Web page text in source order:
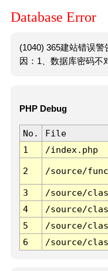
Database Error
(1040) 365建站错误
因：1、数据库密码不
PHP Debug
No. File
1
/index.php
2 /source/
3 /source/
4
/source/
5
/source/
6
/source/